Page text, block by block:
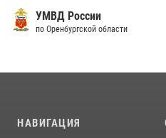
УМВД России
по Оренбургской области
НАВИГАЦИЯ